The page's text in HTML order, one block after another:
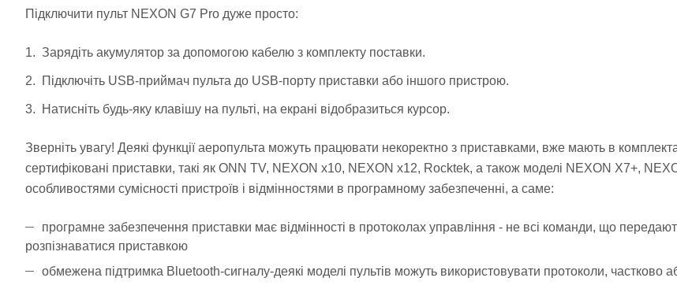
Підключити пульт NEXON G7 Pro дуже просто:
Зарядіть акумулятор за допомогою кабелю з комплекту поставки.
Підключіть USB-приймач пульта до USB-порту приставки або іншого пристрою.
Натисніть будь-яку клавішу на пульті, на екрані відобразиться курсор.
Зверніть увагу! Деякі функції аеропульта можуть працювати некоректно з приставками, вже мають в
сертифіковані приставки, такі як ONN TV, NEXON x10, NEXON x12, Rocktek, а також моделі NEXON X7+,
особливостями сумісності пристроїв і відмінностями в програмному забезпеченні, а саме:
програмне забезпечення приставки має відмінності в протоколах управління - не всі команди, що
розпізнаватися приставкою
обмежена підтримка Bluetooth-сигналу-деякі моделі пультів можуть використовувати протоколи, частково